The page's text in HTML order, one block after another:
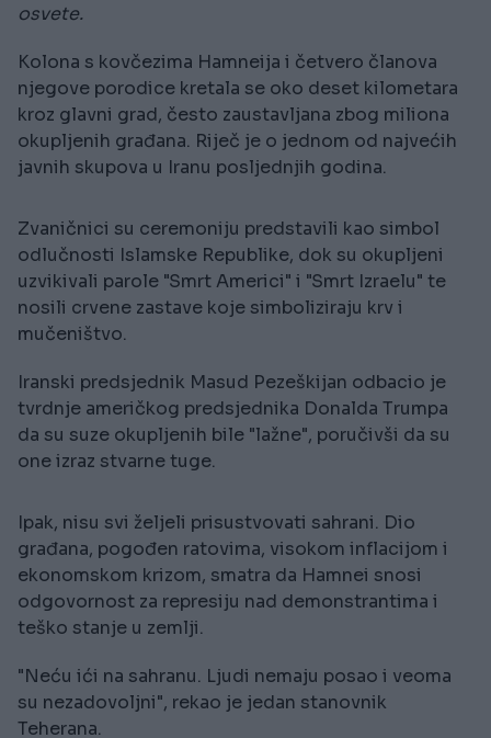
osvete.
Kolona s kovčezima Hamneija i četvero članova
njegove porodice kretala se oko deset kilometara
kroz glavni grad, često zaustavljana zbog miliona
okupljenih građana. Riječ je o jednom od najvećih
javnih skupova u Iranu posljednjih godina.
Zvaničnici su ceremoniju predstavili kao simbol
odlučnosti Islamske Republike, dok su okupljeni
uzvikivali parole "Smrt Americi" i "Smrt Izraelu" te
nosili crvene zastave koje simboliziraju krv i
mučeništvo.
Iranski predsjednik Masud Pezeškijan odbacio je
tvrdnje američkog predsjednika Donalda Trumpa
da su suze okupljenih bile "lažne", poručivši da su
one izraz stvarne tuge.
Ipak, nisu svi željeli prisustvovati sahrani. Dio
građana, pogođen ratovima, visokom inflacijom i
ekonomskom krizom, smatra da Hamnei snosi
odgovornost za represiju nad demonstrantima i
teško stanje u zemlji.
"Neću ići na sahranu. Ljudi nemaju posao i veoma
su nezadovoljni", rekao je jedan stanovnik
Teherana.